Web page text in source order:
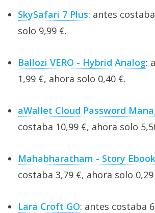
SkySafari 7 Plus: antes
solo 9,99 €.
Ballozi VERO - Hybrid Analog:
1,99 €, ahora solo 0,40 €.
aWallet Cloud Password
costaba 10,99 €, ahora solo
Mahabharatham - Story
costaba 3,79 €, ahora solo 0,29
Lara Croft GO: antes costaba